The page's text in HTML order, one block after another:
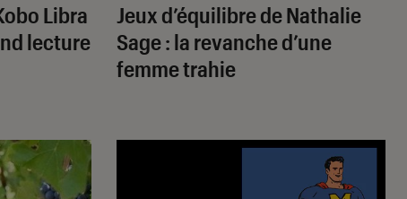
Libra
lecture
Jeux d’équilibre de Nathalie
Sage : la revanche d’une
femme trahie